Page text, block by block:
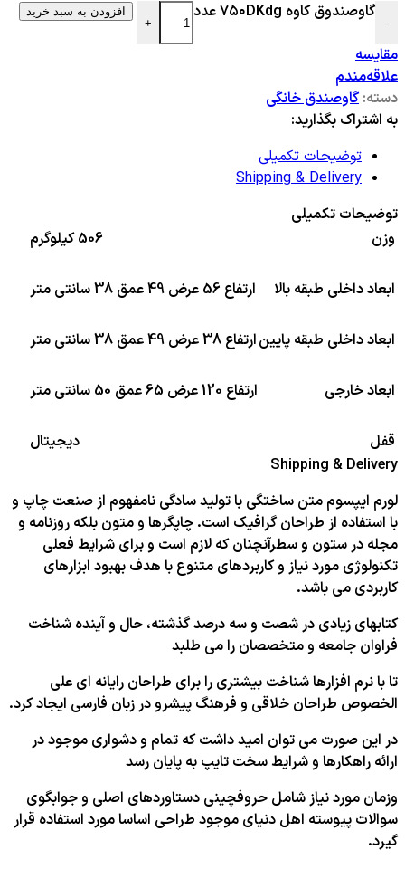
- گاوصندوق کاوه ۷۵۰DKdg عدد +
افزودن به سبد خرید
مقایسه
علاقه‌مندم
دسته: گاوصندق خانگی
به اشتراک بگذارید:
توضیحات تکمیلی
Shipping & Delivery
توضیحات تکمیلی
وزن
506 کیلوگرم
ابعاد داخلی طبقه بالا ارتفاع 56 عرض 49 عمق 38 سانتی متر
ابعاد داخلی طبقه پایینارتفاع 38 عرض 49 عمق 38 سانتی متر
ابعاد خارجی ارتفاع 120 عرض 65 عمق 50 سانتی متر
قفل
دیجیتال
Shipping & Delivery
لورم ایپسوم متن ساختگی با تولید سادگی نامفهوم از صنعت چاپ و
با استفاده از طراحان گرافیک است. چاپگرها و متون بلکه روزنامه و
مجله در ستون و سطرآنچنان که لازم است و برای شرایط فعلی
تکنولوژی مورد نیاز و کاربردهای متنوع با هدف بهبود ابزارهای
کاربردی می باشد.
کتابهای زیادی در شصت و سه درصد گذشته، حال و آینده شناخت
فراوان جامعه و متخصصان را می طلبد
تا با نرم افزارها شناخت بیشتری را برای طراحان رایانه ای علی
الخصوص طراحان خلاقی و فرهنگ پیشرو در زبان فارسی ایجاد کرد.
در این صورت می توان امید داشت که تمام و دشواری موجود در
ارائه راهکارها و شرایط سخت تایپ به پایان رسد
وزمان مورد نیاز شامل حروفچینی دستاوردهای اصلی و جوابگوی
سوالات پیوسته اهل دنیای موجود طراحی اساسا مورد استفاده قرار
گیرد.